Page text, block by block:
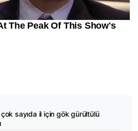
sayıda il için gök gürültülü